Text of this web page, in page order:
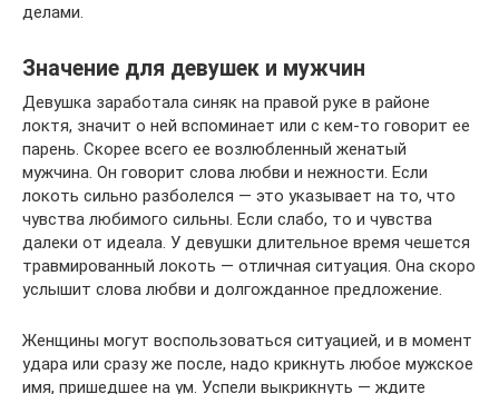
делами.
Значение для девушек и мужчин
Девушка заработала синяк на правой руке в районе
локтя, значит о ней вспоминает или с кем-то говорит ее
парень. Скорее всего ее возлюбленный женатый
мужчина. Он говорит слова любви и нежности. Если
локоть сильно разболелся — это указывает на то, что
чувства любимого сильны. Если слабо, то и чувства
далеки от идеала. У девушки длительное время чешется
травмированный локоть — отличная ситуация. Она скоро
услышит слова любви и долгожданное предложение.
Женщины могут воспользоваться ситуацией, и в момент
удара или сразу же после, надо крикнуть любое мужское
имя, пришедшее на ум. Успели выкрикнуть — ждите